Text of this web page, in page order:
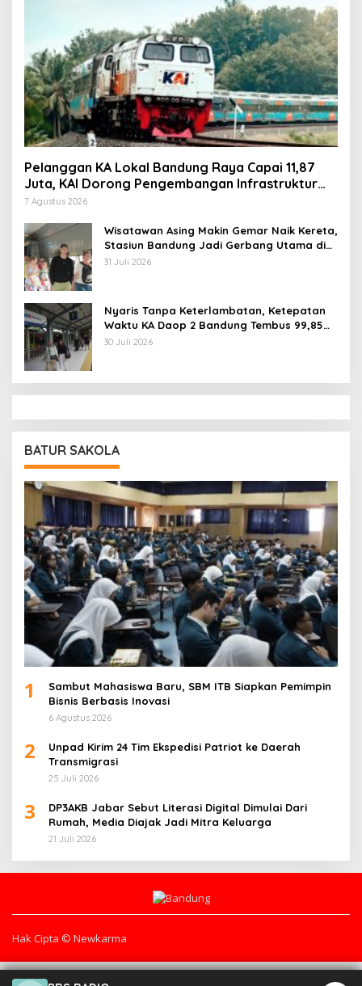
Pelanggan KA Lokal Bandung Raya Capai 11,87
Juta, KAI Dorong Pengembangan Infrastruktur
Berbasis Kebutuhan
7 Agustus 2026
Wisatawan Asing Makin Gemar Naik Kereta,
Stasiun Bandung Jadi Gerbang Utama di
Jawa Barat
31 Juli 2026
Nyaris Tanpa Keterlambatan, Ketepatan
Waktu KA Daop 2 Bandung Tembus 99,85
Persen
30 Juli 2026
BATUR SAKOLA
1
Sambut Mahasiswa Baru, SBM ITB Siapkan Pemimpin
Bisnis Berbasis Inovasi
6 Agustus 2026
2
Unpad Kirim 24 Tim Ekspedisi Patriot ke Daerah
Transmigrasi
25 Juli 2026
3
DP3AKB Jabar Sebut Literasi Digital Dimulai Dari
Rumah, Media Diajak Jadi Mitra Keluarga
21 Juli 2026
Hak Cipta © Newkarma